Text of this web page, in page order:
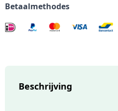
Betaalmethodes
Beschrijving